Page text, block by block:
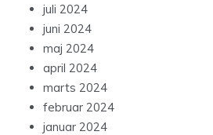
juli 2024
juni 2024
maj 2024
april 2024
marts 2024
februar 2024
januar 2024